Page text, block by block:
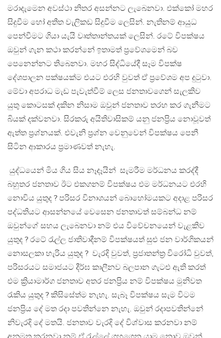
මරාදැමෙන අවස්ථා නිතර අසන්නට ලැබෙනවා. එක්කෝ මහර
සිදුවීම හෝ අතීත වැලිකඩ සිදුවීම ලෙසින්. නැතිනම් ආයුධ
පෙන්වීමට ගියා යැයි වෘත්තාන්තයක් ලෙසින්. රටේ විපක්ෂය
ඔවුන් ගැන කථා කරන්නේ ඉතාමත් ප්‍රවේශමෙන් බව
පෙනෙන්නට තිබෙනවා. මහර සිද්ධියේදී සෑම විපක්ෂ
දේශපාලන පක්ෂයක්ම එයට එරහි වුවත් ඒ ප්‍රවේශම අප දුටුවා.
මේවා අපරාධ මැඩ පැවැත්වීම් ලෙස ජනතාවගෙන් සැලකිව
යුතු කොටසක් දකින නිසාම ඔවුන් ජනතාව තරහ කර ගැනීමට
බියක් දක්වනවා. සිරකරු අයිතිවාසිකම් යනු ජනප්‍රිය නොවූවත්
ඇත්ත ප්‍රශ්නයක්. එවැනි ප්‍රශ්න වෙනුවෙන් විපක්ෂය පෙනී
සිටින ආකාරය ප්‍රමාණවත් නැහැ.
යුද්ධයෙන් මිය ගිය සිය නෑදෑයින් සැමරීම මර්ධනය කරද්දී
බහුතර ජනතාව ඊට එකගනම් විපක්ෂය එම මර්ධනයට එරහි
නොවිය යුතුද ? පරිසර විනාශයන් බොහෝමයකට අදාළ පරිසර
පද්ධතියට ආසන්නයේ වෙසෙන ජනතාවත් සම්බන්ධ නම්
ඔවුන්ගේ සහය ලැබෙනවා නම් එය විවේචනයෙන් වැළකිව
යුතුද ? රටේ රැල්ල ජාතිවාදීනම් විපක්ෂයත් සුළු ජන වාර්ගිකයන්
නොසලකා හැරිය ‍යුතුද ? වැරදි වුවත්, ප්‍රජාතන්ත්‍ර විරෝධි වුවත්,
පරිසරයට සමාජයට දීර්ඝ කාලීනව බලපාන ගැටළු ඇති කරත්
එම ක්‍රියාමාර්ග ජනතාව අතර ජනප්‍රිය නම් විපක්ෂය මුනිවත
රැකිය යුතුද ? කිසිසේත්ම නැහැ. සැබෑ විපක්ෂය සැම විටම
ජනප්‍රිය දේ මත රදා පවතින්නෙ නැහැ. ඔවුන් රදාපවතින්නේ
නිවැරදි දේ මතයි. ජනතාව වැරදි දේ විශ්වාස කරනවා නම්